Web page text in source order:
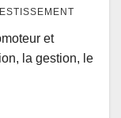
et
la gestion, le